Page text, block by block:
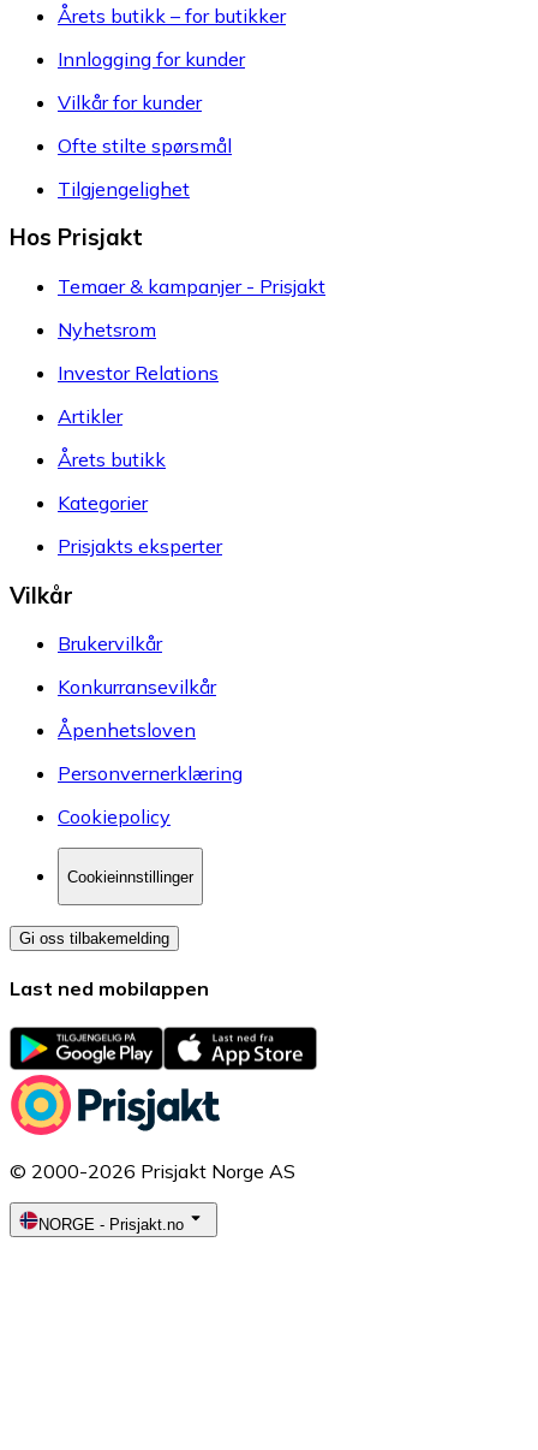
Årets butikk – for butikker
Innlogging for kunder
Vilkår for kunder
Ofte stilte spørsmål
Tilgjengelighet
Hos Prisjakt
Temaer & kampanjer - Prisjakt
Nyhetsrom
Investor Relations
Artikler
Årets butikk
Kategorier
Prisjakts eksperter
Vilkår
Brukervilkår
Konkurransevilkår
Åpenhetsloven
Personvernerklæring
Cookiepolicy
Cookieinnstillinger
Gi oss tilbakemelding
Last ned mobilappen
© 2000-2026 Prisjakt Norge AS
NORGE - Prisjakt.no